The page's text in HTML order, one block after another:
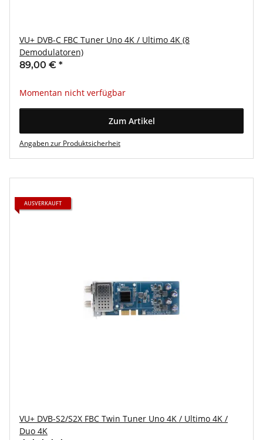
VU+ DVB-C FBC Tuner Uno 4K / Ultimo 4K (8
Demodulatoren)
89,00 € *
Momentan nicht verfügbar
Zum Artikel
Angaben zur Produktsicherheit
AUSVERKAUFT
VU+ DVB-S2/S2X FBC Twin Tuner Uno 4K / Ultimo 4K /
Duo 4K